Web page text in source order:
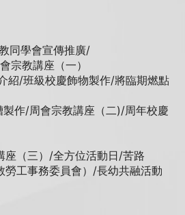
同學會宣傳推廣/
宗教講座（一）
紹/班級校慶飾物製作/將臨期燃點
作/周會宗教講座（二)/周年校慶
座（三）/全方位活動日/苦路
勞工事務委員會）/長幼共融活動